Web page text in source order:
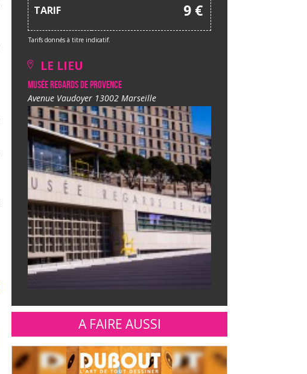
TARIF 9 €
Tarifs donnés à titre indicatif.
LE LIEU
Musée Regards de Provence
Avenue Vaudoyer 13002 Marseille
A FAIRE AUSSI